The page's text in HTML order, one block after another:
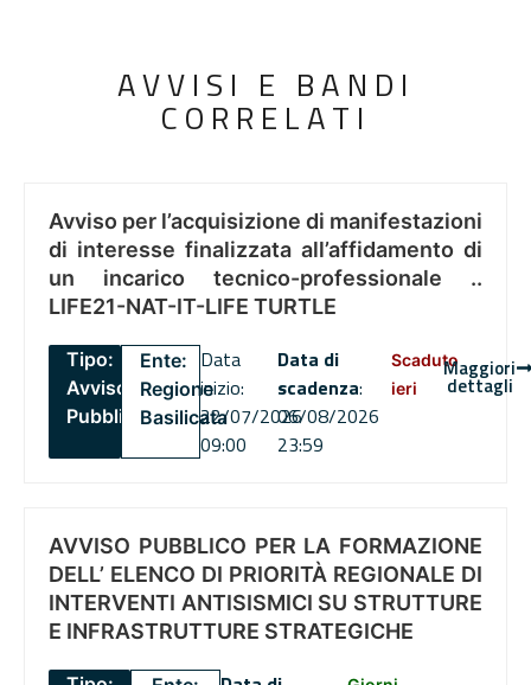
AVVISI E BANDI
CORRELATI
Avviso per l’acquisizione di manifestazioni
di interesse finalizzata all’affidamento di
un incarico tecnico-professionale ..
LIFE21-NAT-IT-LIFE TURTLE
Tipo:
Avviso
Pubblico
Ente:
Regione
Basilicata
Data
inizio:
22/07/2026
09:00
Data di
scadenza:
06/08/2026
23:59
Scaduto
ieri
Maggiori
dettagli
AVVISO PUBBLICO PER LA FORMAZIONE
DELL’ ELENCO DI PRIORITÀ REGIONALE DI
INTERVENTI ANTISISMICI SU STRUTTURE
E INFRASTRUTTURE STRATEGICHE